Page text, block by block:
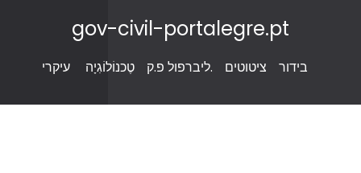
gov-civil-portalegre.pt
עיקרי טֶכנוֹלוֹגִיָה ליברפול פ.ק. ציטוטים בידור